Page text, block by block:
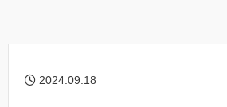
2024.09.18